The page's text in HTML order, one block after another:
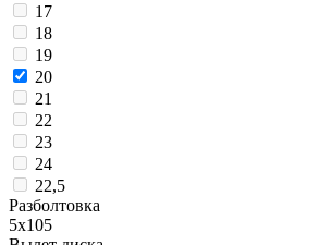
17
18
19
20
21
22
23
24
22,5
Разболтовка
5x105